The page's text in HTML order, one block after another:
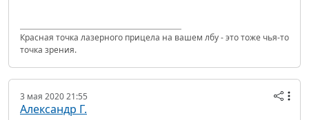
Красная точка лазерного прицела на вашем лбу - это тоже чья-то
точка зрения.
3 мая 2020 21:55
Александр Г.